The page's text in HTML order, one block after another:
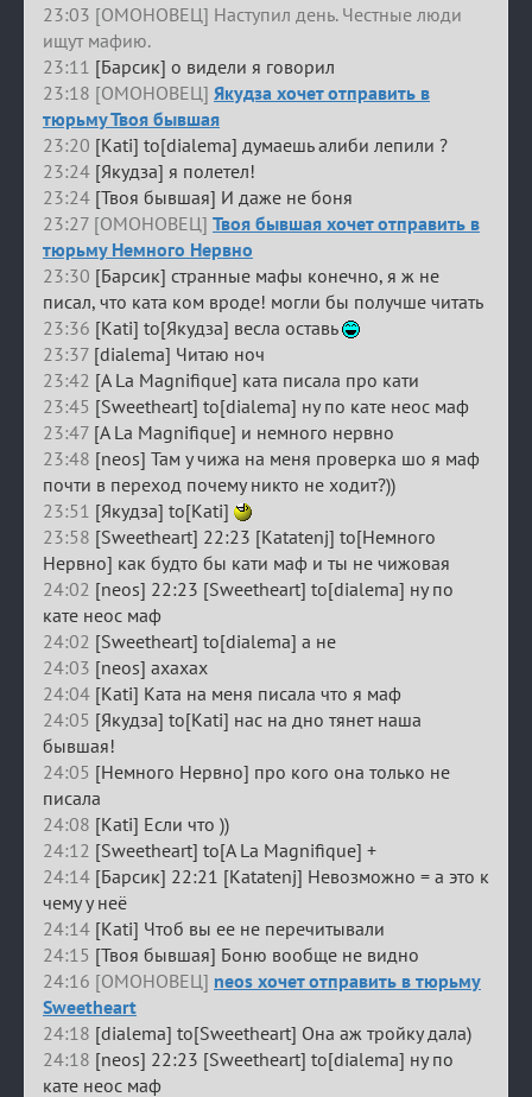
23:03 [ОМОНОВЕЦ] Наступил день. Честные люди
ищут мафию.
23:11 [Барсик] о видели я говорил
23:18 [ОМОНОВЕЦ] Якудза хочет отправить в
тюрьму Твоя бывшая
23:20 [Kati] to[dialema] думаешь алиби лепили ?
23:24 [Якудза] я полетел!
23:24 [Твоя бывшая] И даже не боня
23:27 [ОМОНОВЕЦ] Твоя бывшая хочет отправить в
тюрьму Немного Нервно
23:30 [Барсик] странные мафы конечно, я ж не
писал, что ката ком вроде! могли бы получше читать
23:36 [Kati] to[Якудза] весла оставь
23:37 [dialema] Читаю ноч
23:42 [A La Magnifique] ката писала про кати
23:45 [Sweetheart] to[dialema] ну по кате неос маф
23:47 [A La Magnifique] и немного нервно
23:48 [neos] Там у чижа на меня проверка шо я маф
почти в переход почему никто не ходит?))
23:51 [Якудза] to[Kati]
23:58 [Sweetheart] 22:23 [Katatenj] to[Немного
Нервно] как будто бы кати маф и ты не чижовая
24:02 [neos] 22:23 [Sweetheart] to[dialema] ну по
кате неос маф
24:02 [Sweetheart] to[dialema] а не
24:03 [neos] ахахах
24:04 [Kati] Ката на меня писала что я маф
24:05 [Якудза] to[Kati] нас на дно тянет наша
бывшая!
24:05 [Немного Нервно] про кого она только не
писала
24:08 [Kati] Если что ))
24:12 [Sweetheart] to[A La Magnifique] +
24:14 [Барсик] 22:21 [Katatenj] Невозможно = а это к
чему у неё
24:14 [Kati] Чтоб вы ее не перечитывали
24:15 [Твоя бывшая] Боню вообще не видно
24:16 [ОМОНОВЕЦ] neos хочет отправить в тюрьму
Sweetheart
24:18 [dialema] to[Sweetheart] Она аж тройку дала)
24:18 [neos] 22:23 [Sweetheart] to[dialema] ну по
кате неос маф